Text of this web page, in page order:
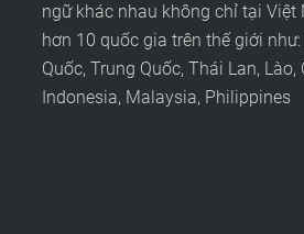
ngữ khác nhau không chỉ tại Việt
hơn 10 quốc gia trên thế giới
Quốc, Trung Quốc, Thái Lan, Lào,
Indonesia, Malaysia, Philippines